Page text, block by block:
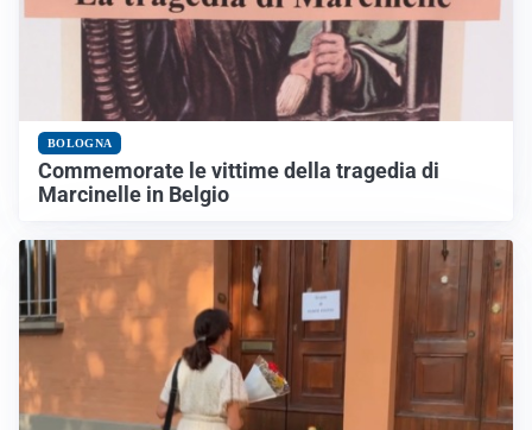
BOLOGNA
Commemorate le vittime della tragedia di
Marcinelle in Belgio